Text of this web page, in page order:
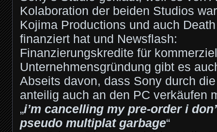
Kolaboration der beiden Studios
Kojima Productions und auch
finanziert hat und Newsflash:
Finanzierungskredite für
Unternehmensgründung gibt es
Abseits davon, dass Sony durch
anteilig auch an den PC verkäufen
„i’m cancelling my pre-order i
pseudo multiplat garbage“